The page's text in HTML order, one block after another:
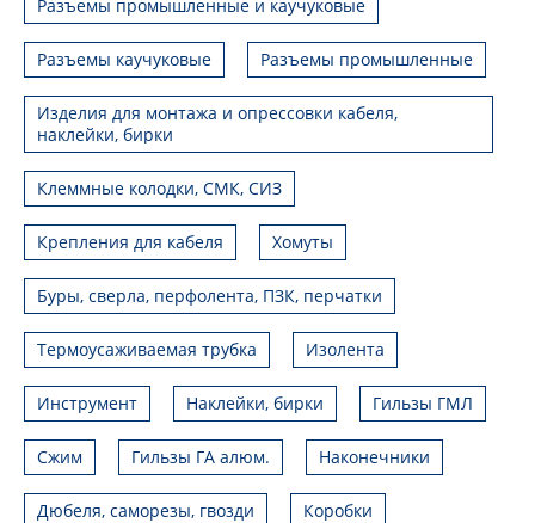
Разъемы промышленные и каучуковые
Разъемы каучуковые Разъемы промышленные
Изделия для монтажа и опрессовки кабеля,
наклейки, бирки
Клеммные колодки, СМК, СИЗ
Крепления для кабеля Хомуты
Буры, сверла, перфолента, ПЗК, перчатки
Термоусаживаемая трубка Изолента
Инструмент Наклейки, бирки Гильзы ГМЛ
Сжим Гильзы ГА алюм. Наконечники
Дюбеля, саморезы, гвозди Коробки